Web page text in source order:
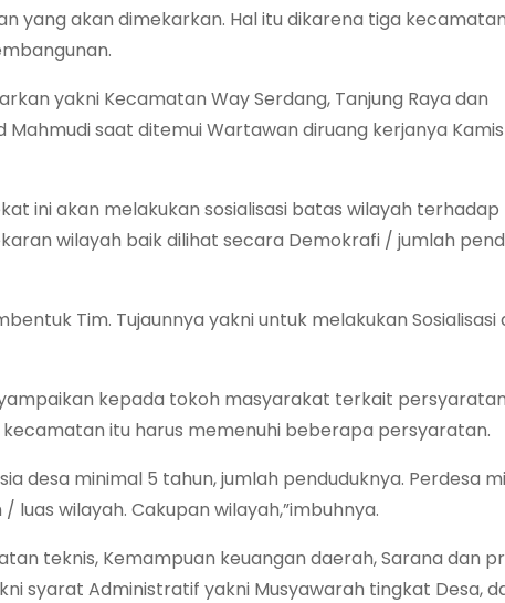
yang akan dimekarkan. Hal itu dikarena tiga
yakni Kecamatan Way Serdang, Tanjung Raya dan
Mahmudi saat ditemui Wartawan diruang kerjanya Kamis
ini akan melakukan sosialisasi batas wilayah terhadap
wilayah baik dilihat secara Demokrafi / jumlah
Tim. Tujaunnya yakni untuk melakukan Sosialisasi
kepada tokoh masyarakat terkait persyaratan
itu harus memenuhi beberapa persyaratan.
desa minimal 5 tahun, jumlah penduduknya. Perdesa
wilayah. Cakupan wilayah,”imbuhnya.
teknis, Kemampuan keuangan daerah, Sarana dan
syarat Administratif yakni Musyawarah tingkat Desa,